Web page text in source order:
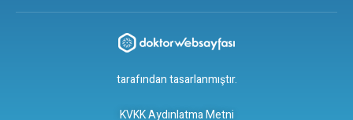
tarafından tasarlanmıştır.
KVKK Aydınlatma Metni